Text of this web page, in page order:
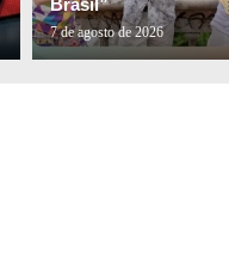
Brasil”
7 de agosto de 2026